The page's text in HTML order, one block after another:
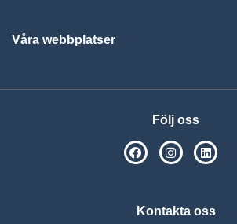
Våra webbplatser
Följ oss
SPSM påSPSM
Kontakta oss